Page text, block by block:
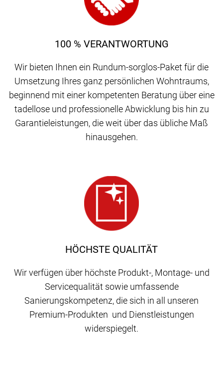
HÖCHSTE QUALITÄT
Wir verfügen über höchste Produkt-, Montage- und
Servicequalität sowie umfassende
Sanierungskompetenz, die sich in all unseren
Premium-Produkten und Dienstleistungen
widerspiegelt.
100 % VERANTWORTUNG
Wir bieten Ihnen ein Rundum-sorglos-Paket für die
Umsetzung Ihres ganz persönlichen Wohntraums,
beginnend mit einer kompetenten Beratung über eine
tadellose und professionelle Abwicklung bis hin zu
Garantieleistungen, die weit über das übliche Maß
hinausgehen.